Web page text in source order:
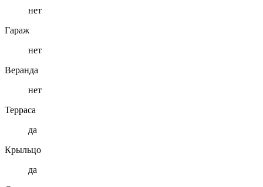
нет
Гараж
нет
Веранда
нет
Терраса
да
Крыльцо
да